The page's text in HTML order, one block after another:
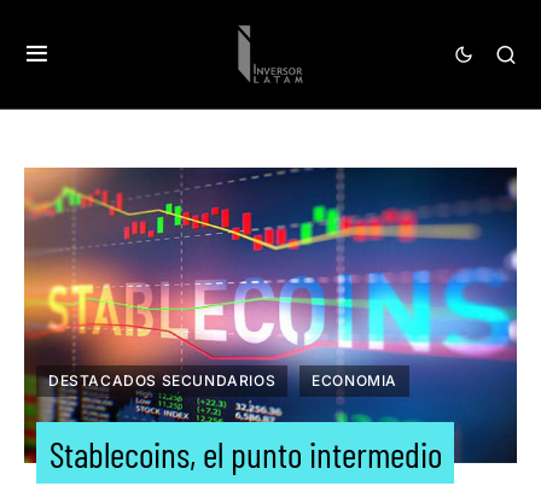
DESTACADOS SECUNDARIOS ECONOMIA
Stablecoins, el punto intermedio